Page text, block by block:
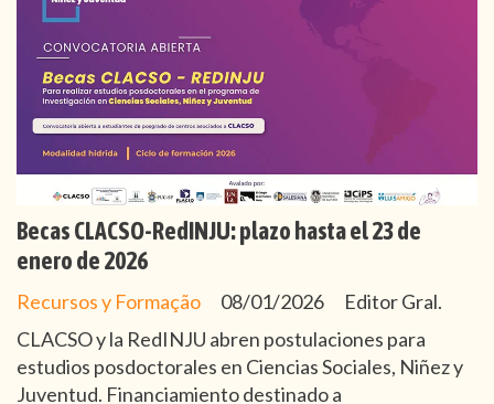
Becas CLACSO-RedINJU: plazo hasta el 23 de
enero de 2026
Editor Gral.
Recursos y Formação
08/01/2026
CLACSO y la RedINJU abren postulaciones para
estudios posdoctorales en Ciencias Sociales, Niñez y
Juventud. Financiamiento destinado a